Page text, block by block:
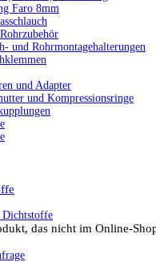
Faro 8mm
und Rohrmontagehalterungen
und Adapter
und Kompressionsringe
das nicht im Online-